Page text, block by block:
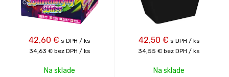
42,60 € s DPH / ks
34,63 € bez DPH / ks
Na sklade
42,50 € s DPH / ks
34,55 € bez DPH / ks
Na sklade